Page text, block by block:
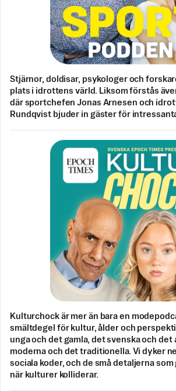
Stjärnor, doldisar, psykologer och
plats i idrottens värld. Liksom förstås
där sportchefen Jonas Arnesen och
Rundqvist bjuder in gäster för
Kulturchock är mer än bara en
smältdegel för kultur, ålder och
unga och det gamla, det svenska och det
moderna och det traditionella. Vi dyker
sociala koder, och de små detaljerna
när kulturer kolliderar.